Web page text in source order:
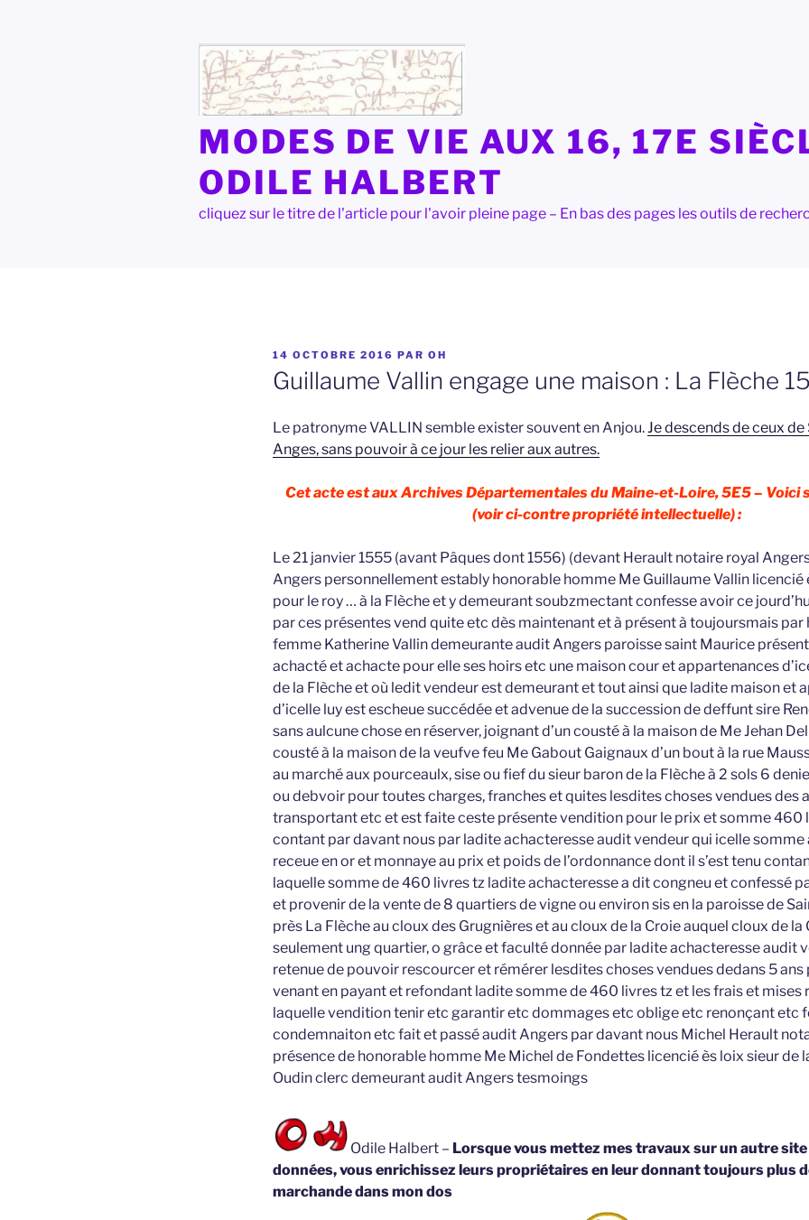
MODES DE VIE AUX 16, 17E
ODILE HALBERT
cliquez sur le titre de l'article pour l'avoir pleine page – En bas des pages les outils de
PUBLIÉ
LE
14 OCTOBRE 2016 PAR OH
Guillaume Vallin engage une maison : La Flèche
Le patronyme VALLIN semble exister souvent en Anjou.Je descends de ceux
Anges, sans pouvoir à ce jour les relier aux autres.
Cet acte est aux Archives Départementales du Maine-et-Loire, 5E5 –
(voir ci-contre propriété intellectuelle) :
Le 21 janvier 1555 (avant Pâques dont 1556) (devant Herault notaire royal
Angers personnellement estably honorable homme Me Guillaume Vallin
pour le roy … à la Flèche et y demeurant soubzmectant confesse avoir ce
par ces présentes vend quite etc dès maintenant et à présent à toujoursmais par
femme Katherine Vallin demeurante audit Angers paroisse saint Maurice
achacté et achacte pour elle ses hoirs etc une maison cour et appartenances
de la Flèche et où ledit vendeur est demeurant et tout ainsi que ladite maison et
d’icelle luy est escheue succédée et advenue de la succession de deffunt sire
sans aulcune chose en réserver, joignant d’un cousté à la maison de Me Jehan
cousté à la maison de la veufve feu Me Gabout Gaignaux d’un bout à la rue
au marché aux pourceaulx, sise ou fief du sieur baron de la Flèche à 2 sols 6
ou debvoir pour toutes charges, franches et quites lesdites choses vendues des
transportant etc et est faite ceste présente vendition pour le prix et somme 460
contant par davant nous par ladite achacteresse audit vendeur qui icelle somme
receue en or et monnaye au prix et poids de l’ordonnance dont il s’est tenu
laquelle somme de 460 livres tz ladite achacteresse a dit congneu et confessé
et provenir de la vente de 8 quartiers de vigne ou environ sis en la paroisse de
près La Flèche au cloux des Grugnières et au cloux de la Croie auquel cloux de la
seulement ung quartier, o grâce et faculté donnée par ladite achacteresse audit
retenue de pouvoir rescourcer et rémérer lesdites choses vendues dedans 5
venant en payant et refondant ladite somme de 460 livres tz et les frais et mises
laquelle vendition tenir etc garantir etc dommages etc oblige etc renonçant etc
condemnaiton etc fait et passé audit Angers par davant nous Michel Herault
présence de honorable homme Me Michel de Fondettes licencié ès loix sieur de
Oudin clerc demeurant audit Angers tesmoings
Odile Halbert – Lorsque vous mettez mes travaux sur un autre site
données, vous enrichissez leurs propriétaires en leur donnant toujours plus
marchande dans mon dos